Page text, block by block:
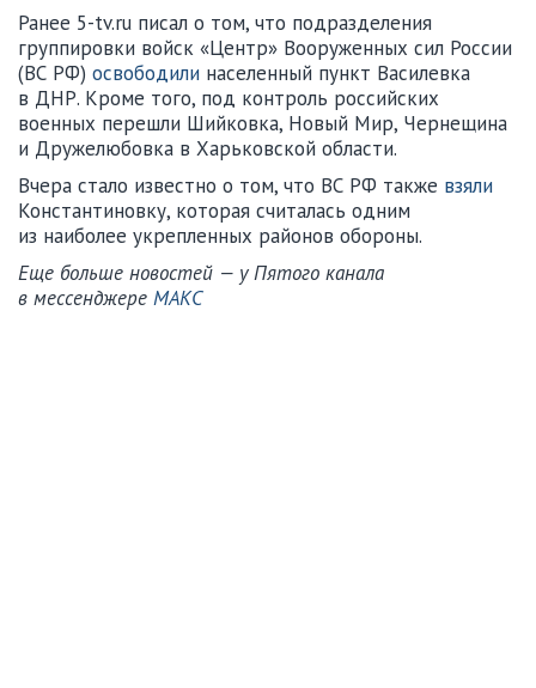
Ранее 5-tv.ru писал о том, что подразделения
группировки войск «Центр» Вооруженных сил России
(ВС РФ) освободили населенный пункт Василевка
в ДНР. Кроме того, под контроль российских
военных перешли Шийковка, Новый Мир, Чернещина
и Дружелюбовка в Харьковской области.
Вчера стало известно о том, что ВС РФ также взяли
Константиновку, которая считалась одним
из наиболее укрепленных районов обороны.
Еще больше новостей — у Пятого канала
в мессенджере МАКС